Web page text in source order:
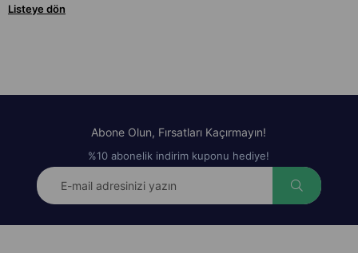
Listeye dön
Abone Olun, Fırsatları Kaçırmayın!
%10 abonelik indirim kuponu hediye!